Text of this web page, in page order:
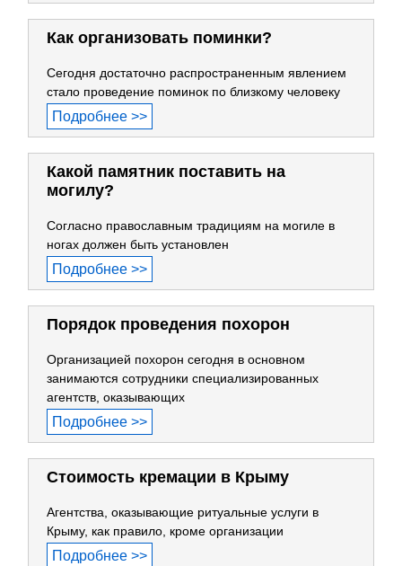
Как организовать поминки?
Сегодня достаточно распространенным явлением
стало проведение поминок по близкому человеку
Подробнее >>
Какой памятник поставить на
могилу?
Согласно православным традициям на могиле в
ногах должен быть установлен
Подробнее >>
Порядок проведения похорон
Организацией похорон сегодня в основном
занимаются сотрудники специализированных
агентств, оказывающих
Подробнее >>
Стоимость кремации в Крыму
Агентства, оказывающие ритуальные услуги в
Крыму, как правило, кроме организации
Подробнее >>